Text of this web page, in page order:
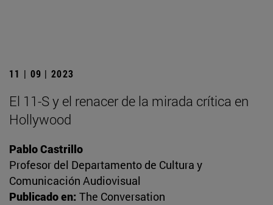
11 | 09 | 2023
El 11-S y el renacer de la mirada crítica en
Hollywood
Pablo Castrillo
Profesor del Departamento de Cultura y
Comunicación Audiovisual
Publicado en: The Conversation